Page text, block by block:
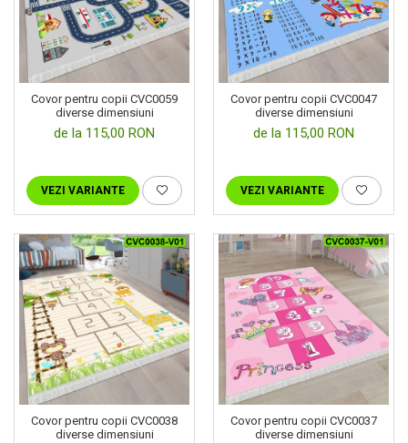
Covor pentru copii CVC0059
diverse dimensiuni
de la 115,00 RON
VEZI VARIANTE
Covor pentru copii CVC0047
diverse dimensiuni
de la 115,00 RON
VEZI VARIANTE
Covor pentru copii CVC0038
diverse dimensiuni
Covor pentru copii CVC0037
diverse dimensiuni